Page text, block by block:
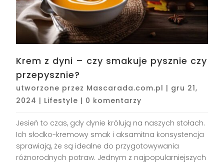
Krem z dyni – czy smakuje pysznie czy
przepysznie?
utworzone przez Mascarada.com.pl | gru 21,
2024 | Lifestyle | 0 komentarzy
Jesień to czas, gdy dynie królują na naszych stołach.
Ich słodko-kremowy smak i aksamitna konsystencja
sprawiają, że są idealne do przygotowywania
różnorodnych potraw. Jednym z najpopularniejszych